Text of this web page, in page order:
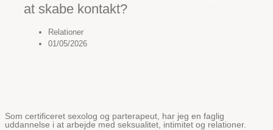
at skabe kontakt?
Relationer
01/05/2026
Som certificeret sexolog og parterapeut, har jeg en faglig
uddannelse i at arbejde med seksualitet, intimitet og relationer.